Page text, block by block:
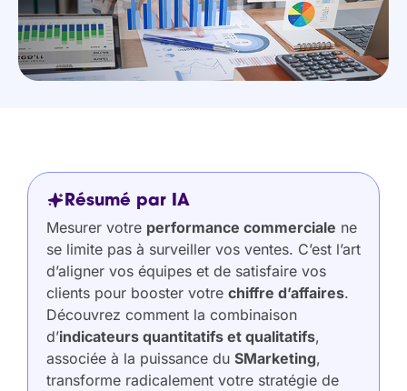
Résumé par IA
Mesurer votre performance commerciale ne
se limite pas à surveiller vos ventes. C’est l’art
d’aligner vos équipes et de satisfaire vos
clients pour booster votre chiffre d’affaires.
Découvrez comment la combinaison
d’indicateurs quantitatifs et qualitatifs,
associée à la puissance du SMarketing,
transforme radicalement votre stratégie de